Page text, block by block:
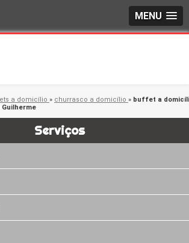
MENU
a domicílio » churrasco a domicílio » buffet a
Serviços